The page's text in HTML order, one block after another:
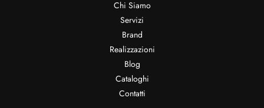
Chi Siamo
Servizi
Brand
Realizzazioni
Blog
Cataloghi
Contatti